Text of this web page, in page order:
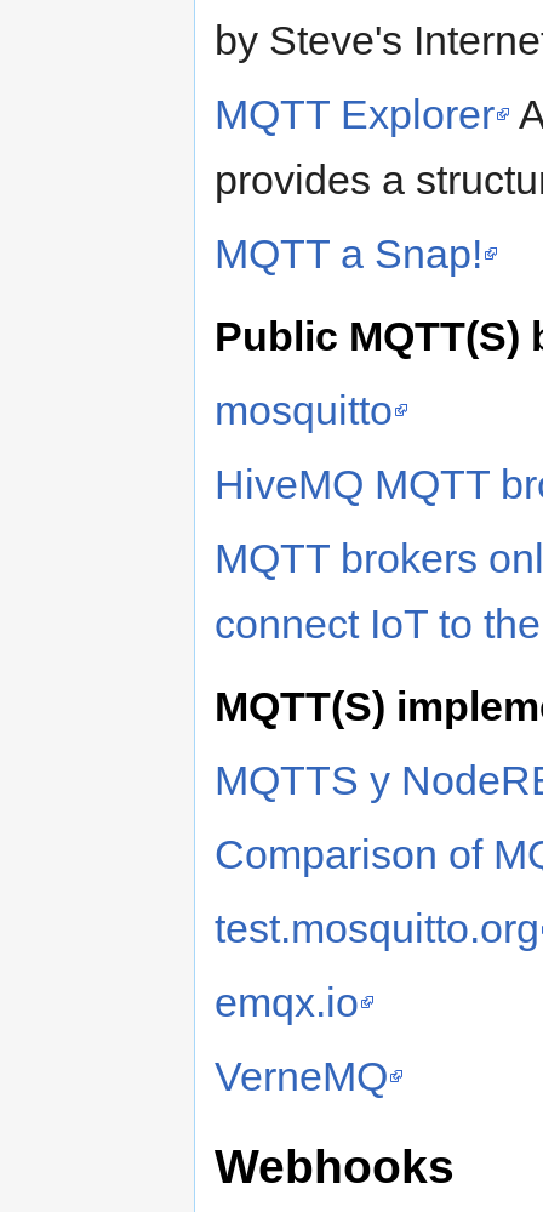
by Steve's
MQTT Explorer
provides a
MQTT a Snap!
Public MQTT(S)
mosquitto
HiveMQ MQTT
MQTT brokers
connect IoT to
MQTT(S)
MQTTS y
Comparison of
test.mosquitto.org
emqx.io
VerneMQ
Webhooks